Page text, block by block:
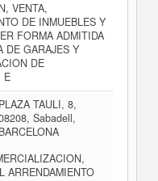
VENTA,
DE INMUEBLES Y
FORMA ADMITIDA
DE GARAJES Y
DE
E
PLAZA TAULI, 8,
Sabadell,
BARCELONA
ARRENDAMIENTO